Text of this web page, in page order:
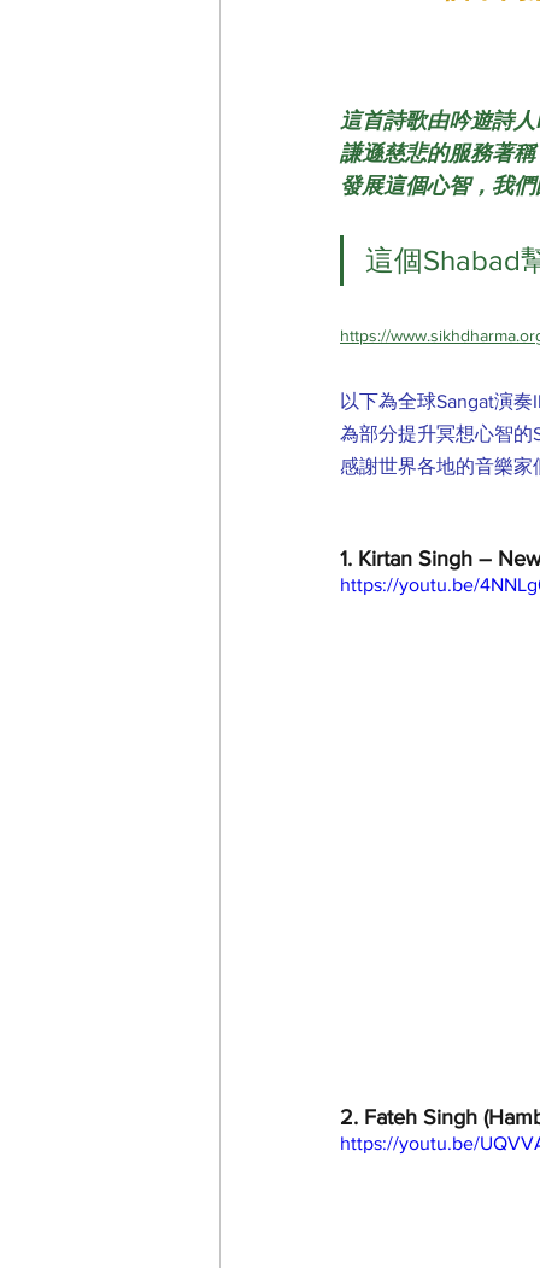
這首詩歌由吟遊詩
謙遜慈悲的服務著
發展這個心智，我
這個Shabad
https://
以下為全球Sangat演
為部分提升冥想心智的
感謝世界各地的音樂家
1. Kirtan Singh –
https://youtu.be/
2. Fateh Singh
https://youtu.be/